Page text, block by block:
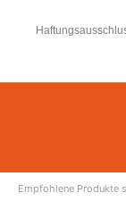
Empfohlene Produkte